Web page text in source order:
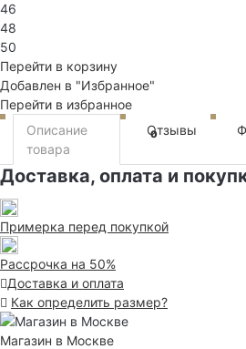
46
48
50
Перейти в корзину
Добавлен в "Избранное"
Перейти в избранное
Описание
товара
Отзывы
0
Доставка, оплата и
Примерка перед покупкой
Рассрочка на 50%
Доставка и оплата
Как определить размер?
Магазин в Москве